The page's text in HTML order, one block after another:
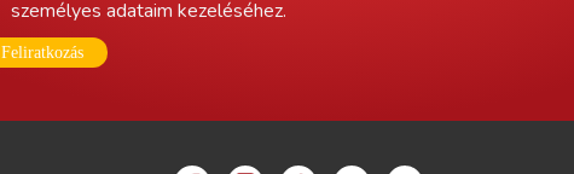
személyes adataim kezeléséhez.
Feliratkozás